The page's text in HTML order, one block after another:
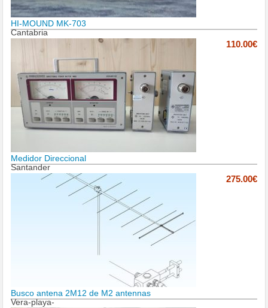
HI-MOUND MK-703
Cantabria
110.00€
Medidor Direccional
Santander
275.00€
Busco antena 2M12 de M2 antennas
Vera-playa-